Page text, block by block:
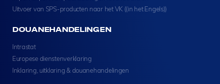
Uitvoer van SPS-producten naar het VK ((in het Engels))
DOUANEHANDELINGEN
Intrastat
Europese dienstenverklaring
Inklaring, uitklaring & douanehandelingen